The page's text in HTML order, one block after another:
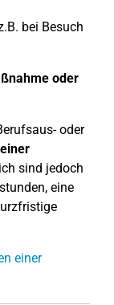
bei Besuch
oder
oder
sind jedoch
eine
einer